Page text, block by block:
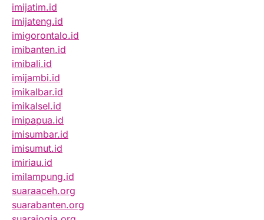
imijatim.id
imijateng.id
imigorontalo.id
imibanten.id
imibali.id
imijambi.id
imikalbar.id
imikalsel.id
imipapua.id
imisumbar.id
imisumut.id
imiriau.id
imilampung.id
suaraaceh.org
suarabanten.org